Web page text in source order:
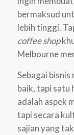
bermaksud
lebih tinggi.
coffee shop
Melbourne
Sebagai
baik, tapi satu
adalah aspek
tapi secara
sajian yang